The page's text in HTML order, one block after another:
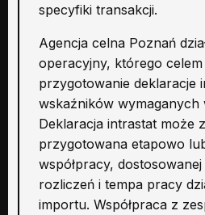
specyfiki transakcji.
Agencja celna Poznań
operacyjny, którego
przygotowanie deklaracje
wskaźników wymaganych
Deklaracja intrastat może
przygotowana etapowo
współpracy,
rozliczeń i tempa pracy
importu. Współpraca z